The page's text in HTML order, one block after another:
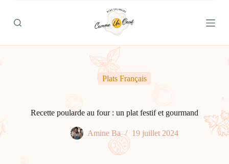
e
Plats Français
Recette poularde au four : un plat festif et gourmand
Amine Ba 19 juillet 2024